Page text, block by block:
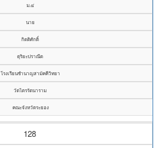
ม.๔
นาย
กิตติศักดิ์
ดุริยะปราณีต
โรงเรียนชำนาญสามัคคีวิทยา
วัดไตรรัตนาราม
คณะจังหวัดระยอง
128